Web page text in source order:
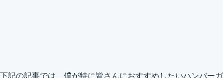
下記の記事では、僕が特に皆さんにおすすめしたいハンバーガ